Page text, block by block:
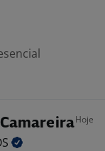
Hoje